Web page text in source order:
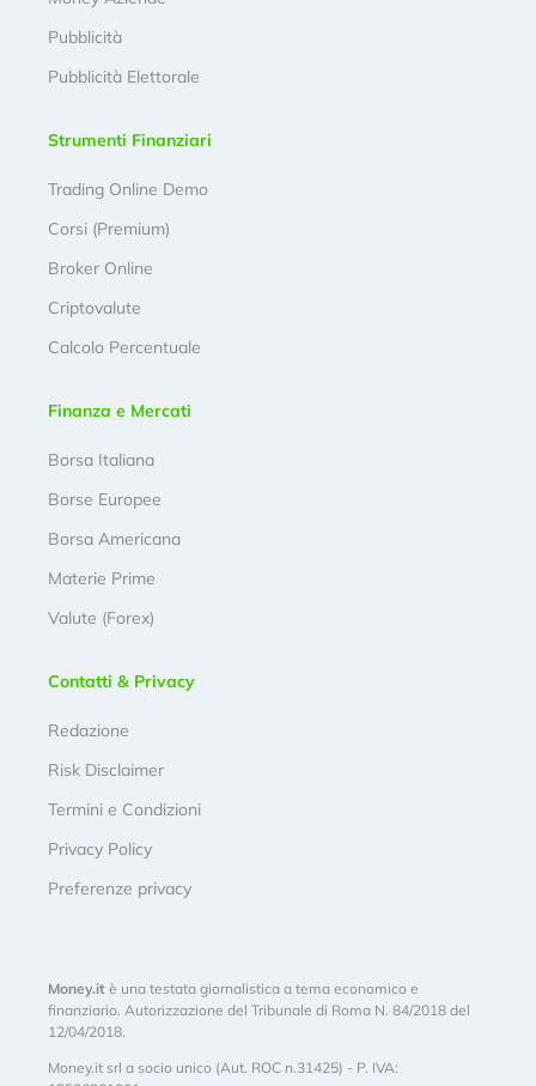
Pubblicità
Pubblicità Elettorale
Strumenti Finanziari
Trading Online Demo
Corsi (Premium)
Broker Online
Criptovalute
Calcolo Percentuale
Finanza e Mercati
Borsa Italiana
Borse Europee
Borsa Americana
Materie Prime
Valute (Forex)
Contatti & Privacy
Redazione
Risk Disclaimer
Termini e Condizioni
Privacy Policy
Preferenze privacy
Money.it è una testata giornalistica a tema economico e
finanziario. Autorizzazione del Tribunale di Roma N. 84/2018 del
12/04/2018.
Money.it srl a socio unico (Aut. ROC n.31425) - P. IVA: